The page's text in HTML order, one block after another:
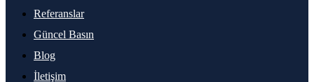
Referanslar
Güncel Basın
Blog
İletişim